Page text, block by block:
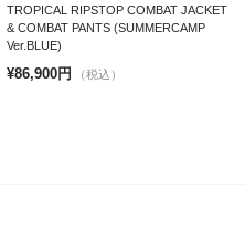
TROPICAL RIPSTOP COMBAT JACKET
& COMBAT PANTS (SUMMERCAMP
Ver.BLUE)
¥86,900円 （税込）